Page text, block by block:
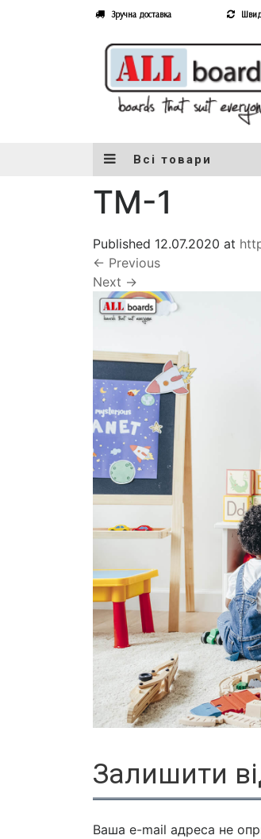
Зручна доставка
Всі товари
TM-1
Published 12.07.2020 at
← Previous
Next →
Залишити
Ваша e-mail адреса не